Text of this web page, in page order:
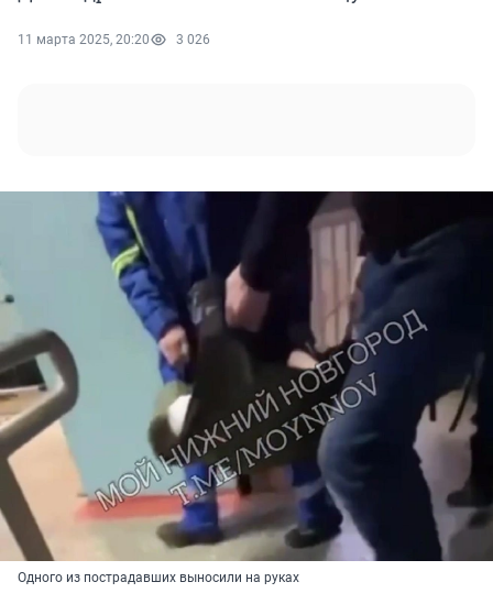
11 марта 2025, 20:20 3 026
Одного из пострадавших выносили на руках